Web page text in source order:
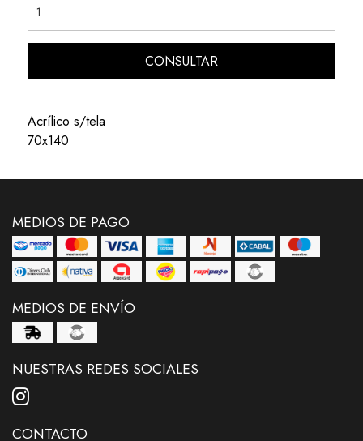
CONSULTAR
Acrílico s/tela
70x140
MEDIOS DE PAGO
MEDIOS DE ENVÍO
NUESTRAS REDES SOCIALES
CONTACTO